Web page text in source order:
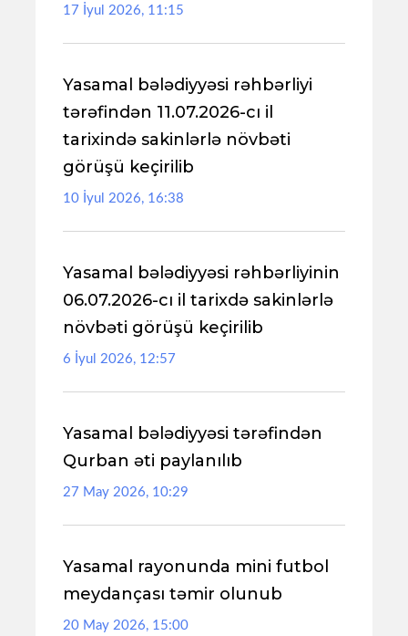
17 İyul 2026, 11:15
Yasamal bələdiyyəsi rəhbərliyi
tərəfindən 11.07.2026-cı il
tarixində sakinlərlə növbəti
görüşü keçirilib
10 İyul 2026, 16:38
Yasamal bələdiyyəsi rəhbərliyinin
06.07.2026-cı il tarixdə sakinlərlə
növbəti görüşü keçirilib
6 İyul 2026, 12:57
Yasamal bələdiyyəsi tərəfindən
Qurban əti paylanılıb
27 May 2026, 10:29
Yasamal rayonunda mini futbol
meydançası təmir olunub
20 May 2026, 15:00